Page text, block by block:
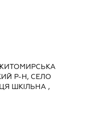
ЖИТОМИРСЬКА
Р-Н, СЕЛО
ШКІЛЬНА ,